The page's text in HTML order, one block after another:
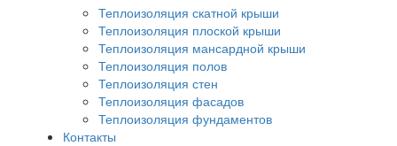
Теплоизоляция скатной крыши
Теплоизоляция плоской крыши
Теплоизоляция мансардной крыши
Теплоизоляция полов
Теплоизоляция стен
Теплоизоляция фасадов
Теплоизоляция фундаментов
Контакты